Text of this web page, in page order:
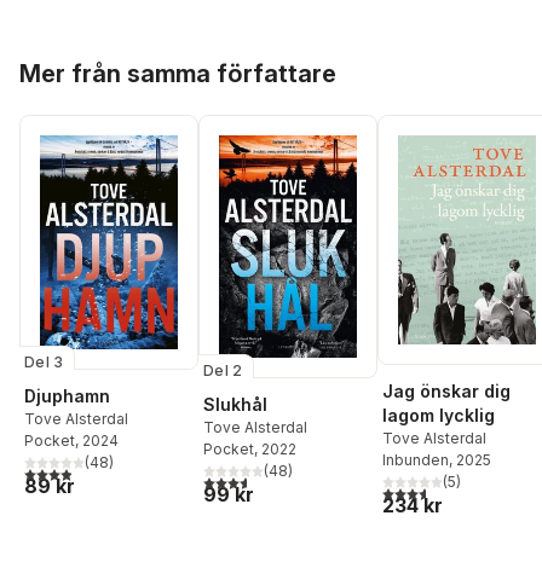
Mer från samma författare
Del 3
Djuphamn
Tove Alsterdal
Pocket, 2024
3,9utav 5 stjärnor. Totalt antal röster:
(48)
89 kr
Del 2
Slukhål
Tove Alsterdal
Pocket, 2022
3,6utav 5 stjärnor. Totalt antal röster:
(48)
99 kr
Jag önskar dig
lagom lycklig
Tove Alsterdal
Inbunden, 2025
3,6utav 5 stjärnor.
(5)
234 kr